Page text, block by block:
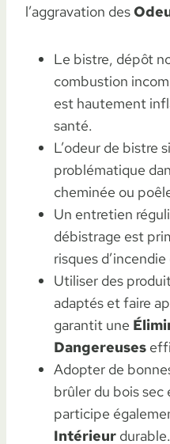
l’aggravation des
Le bistre, dépôt
combustion
est hautement
santé.
L’odeur de bistre
problématique
cheminée ou
Un entretien
débistrage est
risques
Utiliser des
adaptés et faire
garantit une
Dangereuses
Adopter de
brûler du bois
participe
Intérieur durable.